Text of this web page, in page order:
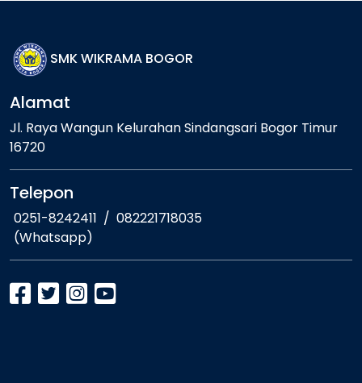
SMK WIKRAMA BOGOR
Alamat
Jl. Raya Wangun Kelurahan Sindangsari Bogor Timur
16720
Telepon
0251-8242411 / 082221718035
(Whatsapp)